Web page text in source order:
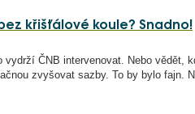
křišťálové koule? Snadno!
vydrží ČNB intervenovat. Nebo vědět,
zvyšovat sazby. To by bylo fajn.